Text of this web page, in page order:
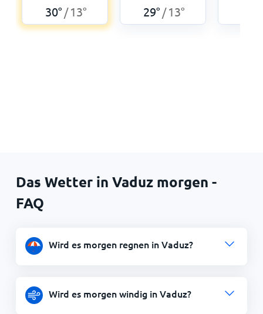
30° /13° 29° /13°
Das Wetter in Vaduz morgen -
FAQ
Wird es morgen regnen in Vaduz?
Wird es morgen windig in Vaduz?